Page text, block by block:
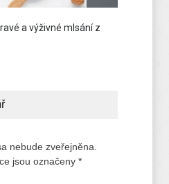
a výživné mlsání z
nebude zveřejněna.
jsou označeny *